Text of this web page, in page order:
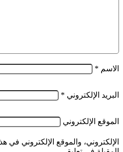
الاسم *
البريد الإلكتروني *
الموقع الإلكتروني
الإلكتروني، والموقع الإلكتروني في